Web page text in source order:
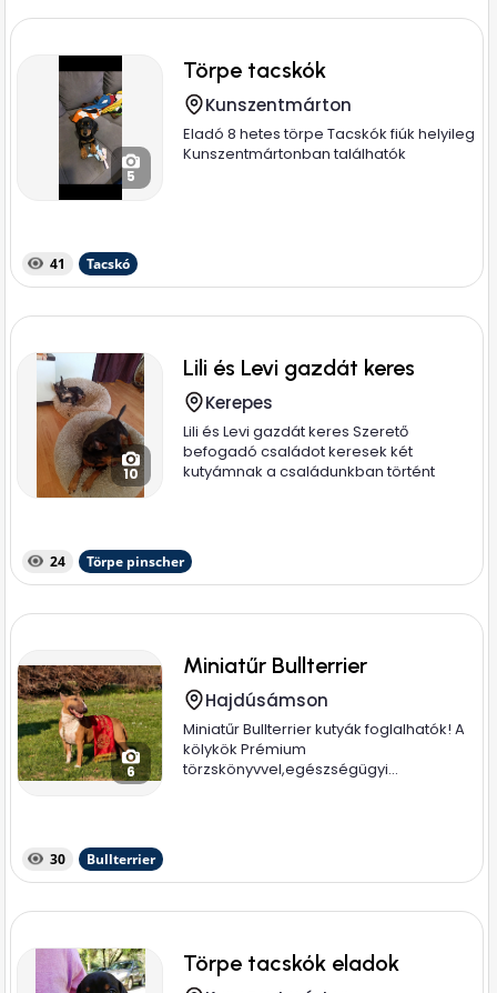
5
Törpe tacskók
Kunszentmárton
Eladó 8 hetes törpe Tacskók fiúk helyileg
Kunszentmártonban találhatók
41 Tacskó
10
Lili és Levi gazdát keres
Kerepes
Lili és Levi gazdát keres Szerető
befogadó családot keresek két
kutyámnak a családunkban történt
24 Törpe pinscher
6
Miniatűr Bullterrier
Hajdúsámson
Miniatűr Bullterrier kutyák foglalhatók! A
kölykök Prémium
törzskönyvvel,egészségügyi...
30 Bullterrier
Törpe tacskók eladok